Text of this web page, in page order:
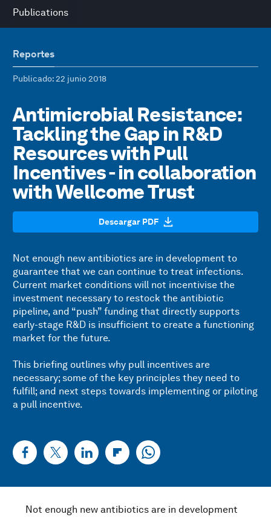
Publications
Reportes
Publicado: 22 junio 2018
Antimicrobial Resistance:
Tackling the Gap in R&D
Resources with Pull
Incentives - in collaboration
with Wellcome Trust
Descargar PDF
Not enough new antibiotics are in development to
guarantee that we can continue to treat infections.
Current market conditions will not incentivise the
investment necessary to restock the antibiotic
pipeline, and “push” funding that directly supports
early-stage R&D is insufficient to create a functioning
market for the future.
This briefing outlines why pull incentives are
necessary; some of the key principles they need to
fulfill; and next steps towards implementing or piloting
a pull incentive.
Not enough new antibiotics are in development